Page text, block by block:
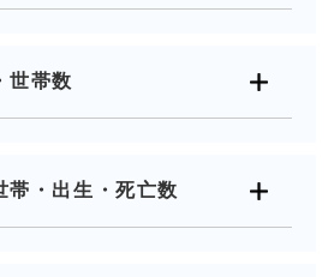
世帯数
帯・出生・死亡数